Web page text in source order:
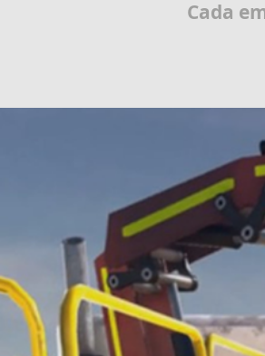
Cada